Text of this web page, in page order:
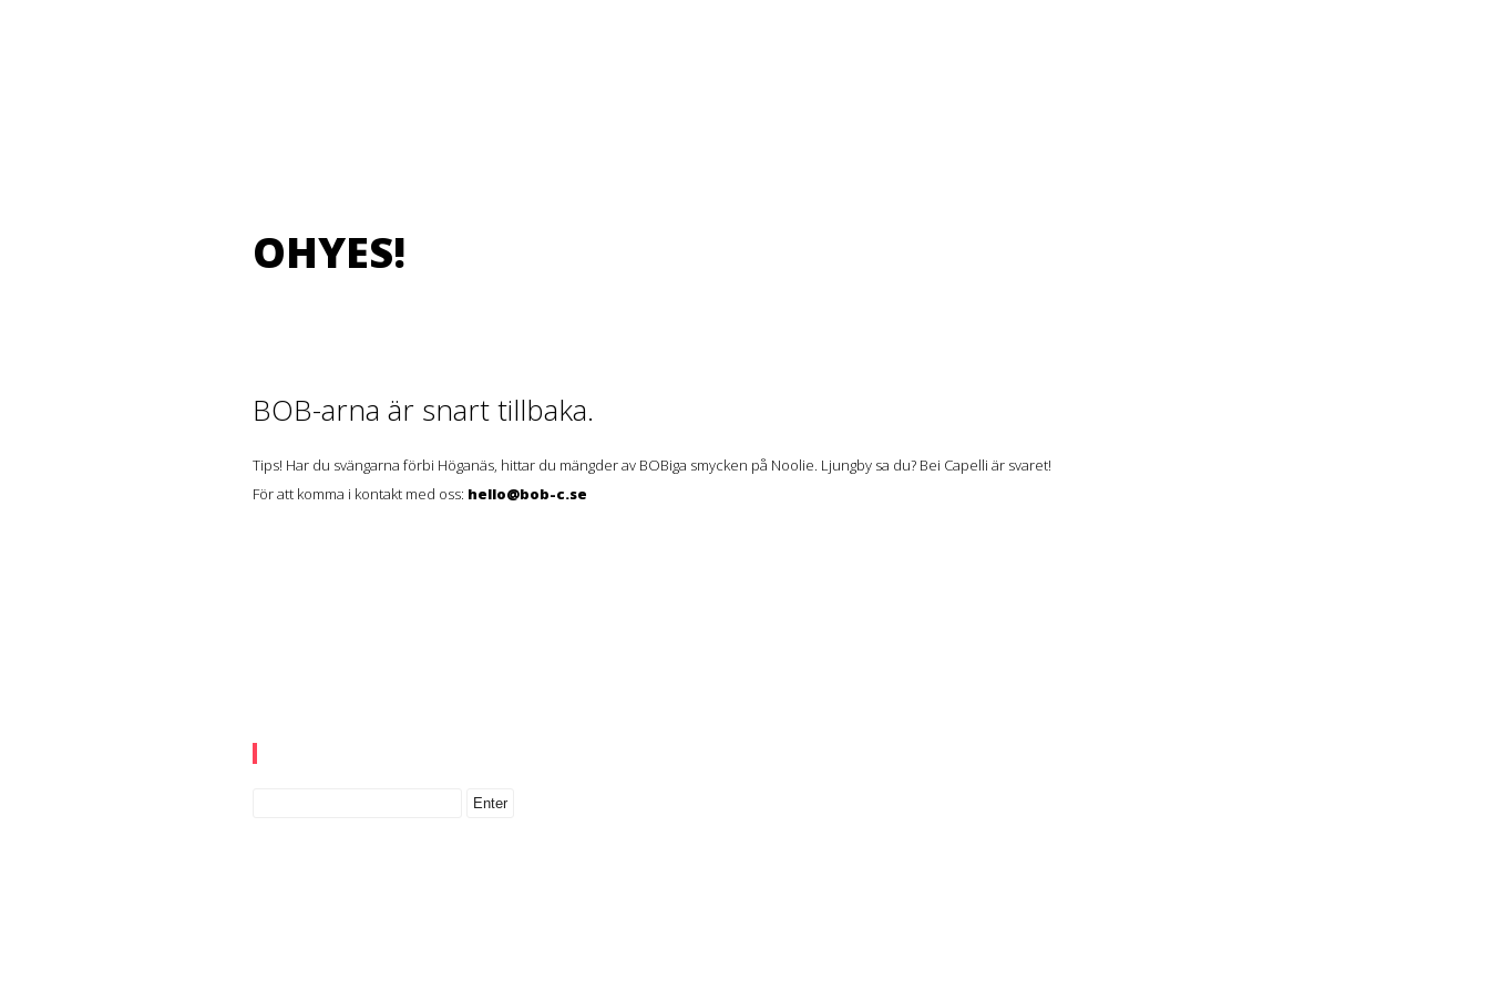
OHYES!
BOB-arna är snart tillbaka.
Tips! Har du svängarna förbi Höganäs, hittar du mängder av BOBiga smycken på Noolie. Ljungby sa du? Bei Capelli är svaret!
För att komma i kontakt med oss: hello@bob-c.se